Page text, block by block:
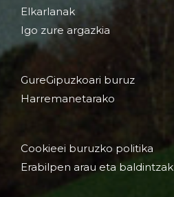
Elkarlanak
Igo zure argazkia
GureGipuzkoari buruz
Harremanetarako
Cookieei buruzko politika
Erabilpen arau eta baldintzak